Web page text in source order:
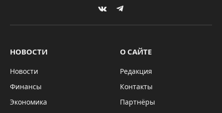
VKontakteTelegram
НОВОСТИ
Новости
Финансы
Экономика
О САЙТЕ
Редакция
Контакты
Партнёры